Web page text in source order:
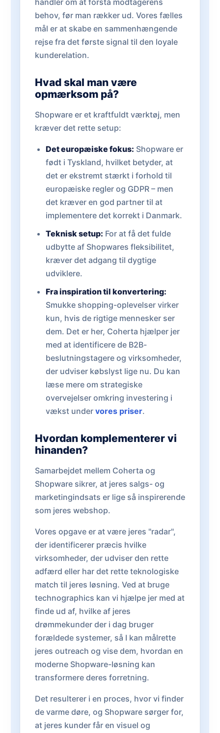
handler om at forstå modtagerens
behov, før man rækker ud. Vores fælles
mål er at skabe en sammenhængende
rejse fra det første signal til den loyale
kunderelation.
Hvad skal man være
opmærksom på?
Shopware er et kraftfuldt værktøj, men
kræver det rette setup:
Det europæiske fokus: Shopware er
født i Tyskland, hvilket betyder, at
det er ekstremt stærkt i forhold til
europæiske regler og GDPR – men
det kræver en god partner til at
implementere det korrekt i Danmark.
Teknisk setup: For at få det fulde
udbytte af Shopwares fleksibilitet,
kræver det adgang til dygtige
udviklere.
Fra inspiration til konvertering:
Smukke shopping-oplevelser virker
kun, hvis de rigtige mennesker ser
dem. Det er her, Coherta hjælper jer
med at identificere de B2B-
beslutningstagere og virksomheder,
der udviser købslyst lige nu. Du kan
læse mere om strategiske
overvejelser omkring investering i
vækst under vores priser.
Hvordan komplementerer vi
hinanden?
Samarbejdet mellem Coherta og
Shopware sikrer, at jeres salgs- og
marketingindsats er lige så inspirerende
som jeres webshop.
Vores opgave er at være jeres "radar",
der identificerer præcis hvilke
virksomheder, der udviser den rette
adfærd eller har det rette teknologiske
match til jeres løsning. Ved at bruge
technographics kan vi hjælpe jer med at
finde ud af, hvilke af jeres
drømmekunder der i dag bruger
forældede systemer, så I kan målrette
jeres outreach og vise dem, hvordan en
moderne Shopware-løsning kan
transformere deres forretning.
Det resulterer i en proces, hvor vi finder
de varme døre, og Shopware sørger for,
at jeres kunder får en visuel og